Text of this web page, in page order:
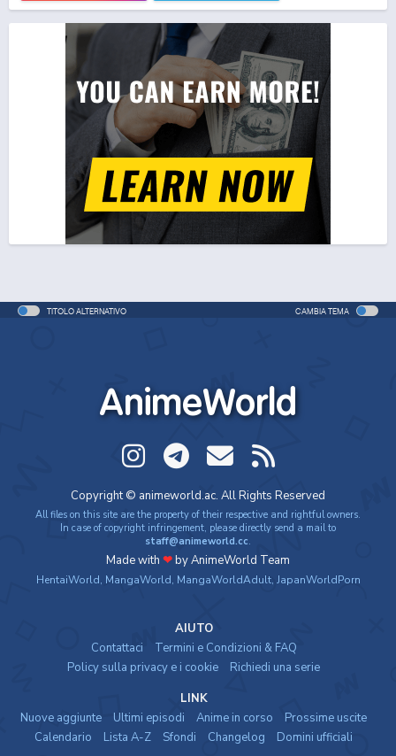
TITOLO ALTERNATIVO CAMBIA TEMA
AnimeWorld
Copyright © animeworld.ac. All Rights Reserved
All files on this site are the property of their respective and rightful owners.
In case of copyright infringement, please directly send a mail to
staff@animeworld.cc.
Made with ❤by AnimeWorld Team
HentaiWorld, MangaWorld, MangaWorldAdult, JapanWorldPorn
AIUTO
Contattaci
Termini e Condizioni & FAQ
Policy sulla privacy e i cookie
Richiedi una serie
LINK
Nuove aggiunte
Ultimi episodi Anime in corso
Prossime uscite
Calendario
Lista A-Z Sfondi Changelog Domini ufficiali